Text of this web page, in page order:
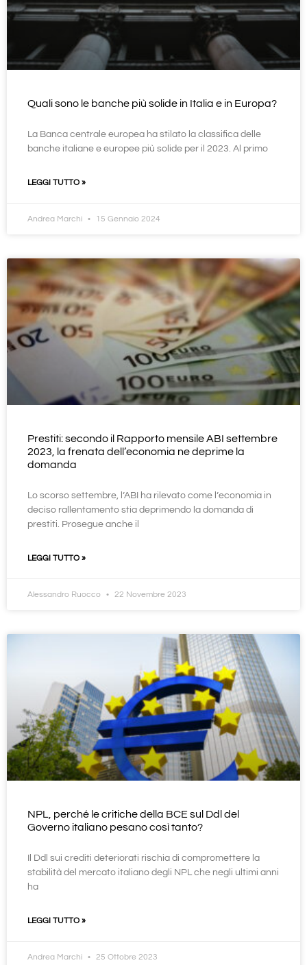
Quali sono le banche più solide in Italia e in Europa?
La Banca centrale europea ha stilato la classifica delle
banche italiane e europee più solide per il 2023. Al primo
LEGGI TUTTO »
Andrea Marchi 15 Gennaio 2024
Prestiti: secondo il Rapporto mensile ABI settembre
2023, la frenata dell’economia ne deprime la
domanda
Lo scorso settembre, l’ABI ha rilevato come l’economia in
deciso rallentamento stia deprimendo la domanda di
prestiti. Prosegue anche il
LEGGI TUTTO »
Alessandro Ruocco 22 Novembre 2023
NPL, perché le critiche della BCE sul Ddl del
Governo italiano pesano così tanto?
Il Ddl sui crediti deteriorati rischia di compromettere la
stabilità del mercato italiano degli NPL che negli ultimi anni
ha
LEGGI TUTTO »
Andrea Marchi 25 Ottobre 2023